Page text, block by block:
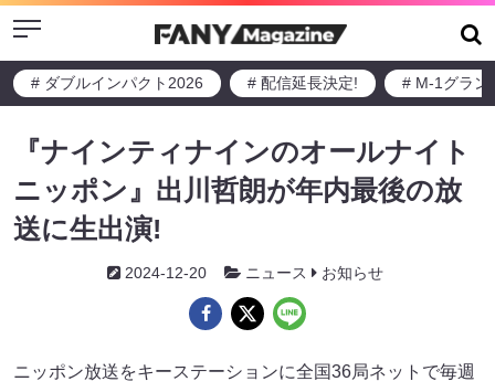
Menu
# ダブルインパクト2026 # 配信延長決定! # M-1グラン
『ナインティナインのオールナイト
ニッポン』出川哲朗が年内最後の放
送に生出演!
2024-12-20 ニュース お知らせ
ニッポン放送をキーステーションに全国36局ネットで毎週